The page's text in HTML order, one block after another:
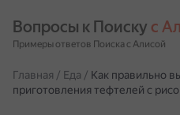
Вопросы к Поиску с
Примеры ответов Поиска с Алисой
Главная / Еда / Как правильно
приготовления тефтелей с